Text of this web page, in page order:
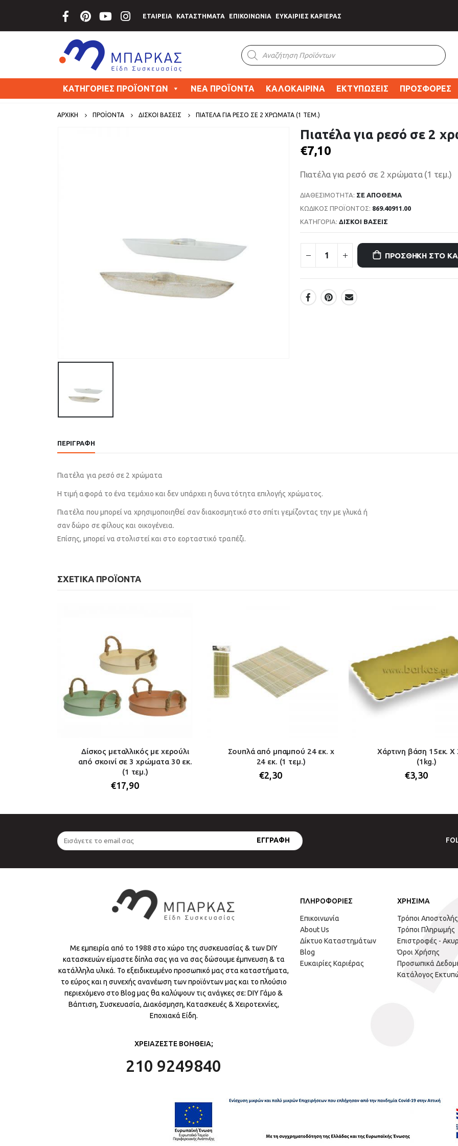
ΕΤΑΙΡΕΙΑ ΚΑΤΑΣΤΗΜΑΤΑ ΕΠΙΚΟΙΝΩΝΙΑ ΕΥΚΑΙΡΙΕΣ ΚΑΡΙΕΡΑΣ
Products
search
ΚΑΤΗΓΟΡΙΕΣ ΠΡΟΪΟΝΤΩΝ ΝΕΑ ΠΡΟΪΟΝΤΑ ΚΑΛΟΚΑΙΡΙΝΑ ΕΚΤΥΠΩΣΕΙΣ ΠΡΟΣΦΟΡΕΣ
ΑΡΧΙΚΗ ΠΡΟΪΟΝΤΑ ΔΙΣΚΟΙ ΒΑΣΕΙΣ ΠΙΑΤΈΛΑ ΓΙΑ ΡΕΣΌ ΣΕ 2 ΧΡΏΜΑΤΑ (1 ΤΕΜ.)
Πιατέλα για ρεσό σε 2
€7,10
Πιατέλα για ρεσό σε 2 χρώματα (1 τεμ.)
ΔΙΑΘΕΣΙΜΌΤΗΤΑ: ΣΕ ΑΠΌΘΕΜΑ
ΚΩΔΙΚΌΣ ΠΡΟΪΌΝΤΟΣ: 869.40911.00
ΚΑΤΗΓΟΡΊΑ: ΔΙΣΚΟΙ ΒΑΣΕΙΣ
ΠΡΟΣΘΉΚΗ ΣΤΟ
ΠΕΡΙΓΡΑΦΉ
Πιατέλα για ρεσό σε 2 χρώματα
Η τιμή αφορά το ένα τεμάχιο και δεν υπάρχει η δυνατότητα επιλογής χρώματος.
Πιατέλα που μπορεί να χρησιμοποιηθεί σαν διακοσμητικό στο σπίτι γεμίζοντας την με γλυκά ή
σαν δώρο σε φίλους και οικογένεια.
Επίσης, μπορεί να στολιστεί και στο εορταστικό τραπέζι.
ΣΧΕΤΙΚΆ ΠΡΟΪΌΝΤΑ
Δίσκος μεταλλικός με χερούλι
από σκοινί σε 3 χρώματα 30 εκ.
(1 τεμ.)
€17,90
Σουπλά από μπαμπού 24 εκ. x
24 εκ. (1 τεμ.)
€2,30
Χάρτινη βάση 15εκ. Χ
(1kg.)
€3,30
Με εμπειρία από το 1988 στο χώρο της συσκευασίας & των DIY
κατασκευών είμαστε δίπλα σας για να σας δώσουμε έμπνευση & τα
κατάλληλα υλικά. Το εξειδικευμένο προσωπικό μας στα καταστήματα,
το εύρος και η συνεχής ανανέωση των προϊόντων μας και το πλούσιο
περιεχόμενο στο Blog μας θα καλύψουν τις ανάγκες σε: DIY Γάμο &
Βάπτιση, Συσκευασία, Διακόσμηση, Κατασκευές & Χειροτεχνίες,
Εποχιακά Είδη.
ΧΡΕΙΑΖΕΣΤΕ ΒΟΗΘΕΙΑ;
210 9249840
ΠΛΗΡΟΦΟΡΙΕΣ
Επικοινωνία
About Us
Δίκτυο Καταστημάτων
Blog
Ευκαιρίες Καριέρας
ΧΡΗΣΙΜΑ
Τρόποι Αποστολής
Τρόποι Πληρωμής
Επιστροφές -
Όροι Χρήσης
Προσωπικά
Κατάλογος